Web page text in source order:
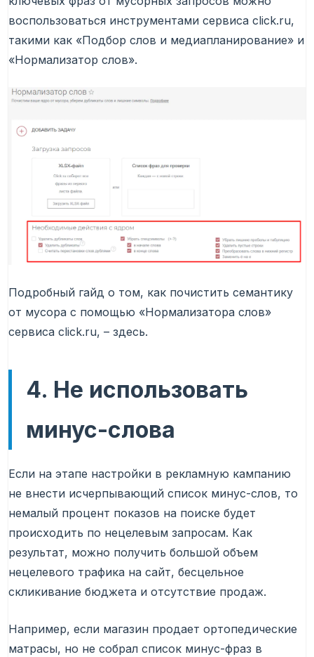
воспользоваться инструментами сервиса click.ru,
такими как «Подбор слов и медиапланирование» и
«Нормализатор слов».
Подробный гайд о том, как почистить семантику
от мусора с помощью «Нормализатора слов»
сервиса click.ru, – здесь.
4. Не использовать
минус-слова
Если на этапе настройки в рекламную кампанию
не внести исчерпывающий список минус-слов, то
немалый процент показов на поиске будет
происходить по нецелевым запросам. Как
результат, можно получить большой объем
нецелевого трафика на сайт, бесцельное
скликивание бюджета и отсутствие продаж.
Например, если магазин продает ортопедические
матрасы, но не собрал список минус-фраз в